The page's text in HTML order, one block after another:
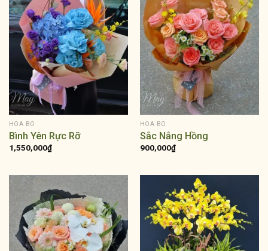
HOA BÓ
Bình Yên Rực Rỡ
1,550,000₫
HOA BÓ
Sắc Nắng Hồng
900,000₫